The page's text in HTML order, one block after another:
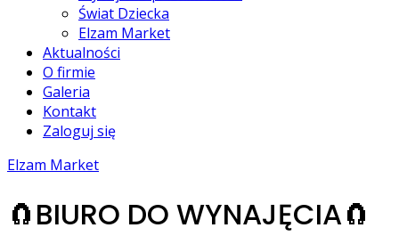
Świat Dziecka
Elzam Market
Aktualności
O firmie
Galeria
Kontakt
Zaloguj się
Elzam Market
🧲BIURO DO WYNAJĘCIA🧲